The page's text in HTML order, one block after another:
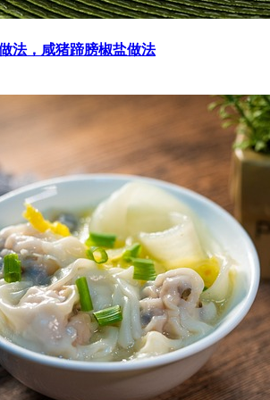
法，咸猪蹄膀椒盐做法